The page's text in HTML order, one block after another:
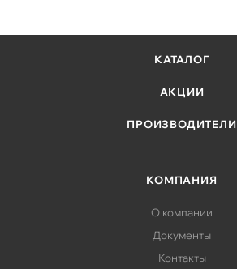
КАТАЛОГ
АКЦИИ
ПРОИЗВОДИТЕЛИ
КОМПАНИЯ
О компании
Документы
Контакты